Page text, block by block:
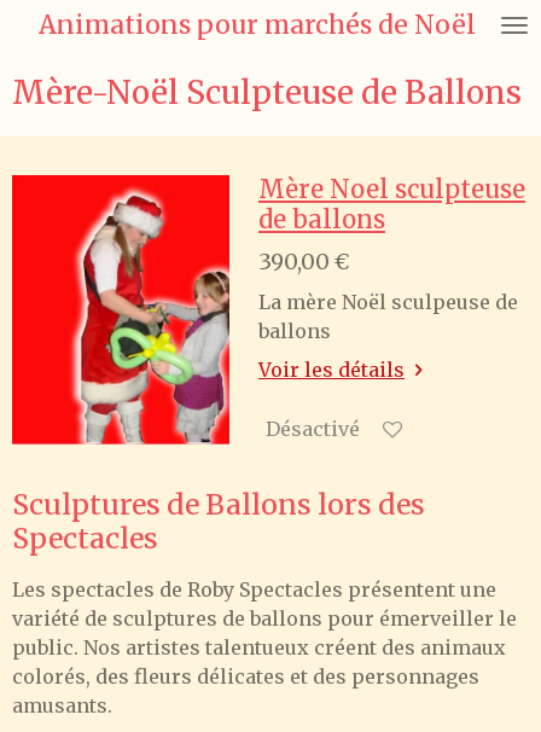
Passer
contenu
Animations pour marchés de Noël
Mère-Noël Sculpteuse de Ballons
Mère Noel sculpteuse
de ballons
390,00 €
La mère Noël sculpeuse de
ballons
Voir les détails
Désactivé
Sculptures de Ballons lors des
Spectacles
Les spectacles de Roby Spectacles présentent une
variété de sculptures de ballons pour émerveiller le
public. Nos artistes talentueux créent des animaux
colorés, des fleurs délicates et des personnages
amusants.